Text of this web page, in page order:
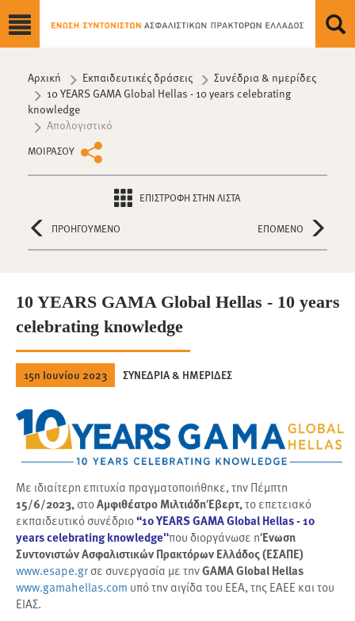
Αρχική Εκπαιδευτικές δράσεις
Συνέδρια & ημερίδες
10 YEARS GAMA Global Hellas - 10 years celebrating
knowledge
Απολογιστικό
ΜΟΙΡΑΣΟΥ
ΕΠΙΣΤΡΟΦΗ ΣΤΗΝ ΛΙΣΤΑ
ΠΡΟΗΓΟΥΜΕΝΟ
ΕΠΟΜΕΝΟ
10 YEARS GAMA Global Hellas - 10 years
celebrating knowledge
15η Ιουνίου 2023 ΣΥΝΕΔΡΙΑ & ΗΜΕΡΙΔΕΣ
Με ιδιαίτερη επιτυχία πραγματοποιήθηκε, την Πέμπτη
15/6/2023,στοΑμφιθέατρο Μιλτιάδη Έβερτ,το επετειακό
εκπαιδευτικό συνέδριο“10 YEARS GAMA Global Hellas - 10
years celebrating knowledge"που διοργάνωσε ηΈνωση
Συντονιστών Ασφαλιστικών Πρακτόρων Ελλάδος (ΕΣΑΠΕ)
www.esape.grσε συνεργασία με τηνGAMA Global Hellas
www.gamahellas.com υπό την αιγίδα του ΕΕΑ, της ΕΑΕΕ και του
ΕΙΑΣ.